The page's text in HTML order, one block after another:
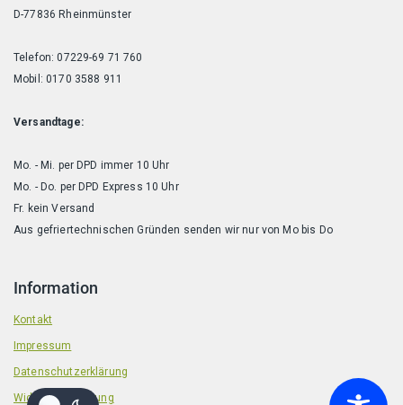
D-77836 Rheinmünster
Telefon: 07229-69 71 760
Mobil: 0170 3588 911
Versandtage:
Mo. - Mi. per DPD immer 10 Uhr
Mo. - Do. per DPD Express 10 Uhr
Fr. kein Versand
Aus gefriertechnischen Gründen senden wir nur von Mo bis Do
Information
Kontakt
Impressum
Datenschutzerklärung
Widerrufsbelehrung